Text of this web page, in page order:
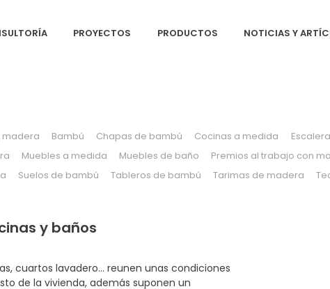
PROYECTOS PRODUCTOS NOTICIAS Y
madera Bambú Chapas de bambú Cocinas a medida
Muebles a medida Muebles de baño Premios al trabajo con
Suelos de bambú Tableros de bambú Tarimas de madera
y baños
cuartos lavadero… reunen unas condiciones
de la vivienda, además suponen un